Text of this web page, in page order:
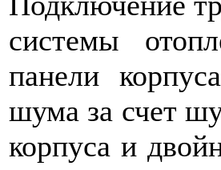
системы
панели
шума за счет
корпуса и